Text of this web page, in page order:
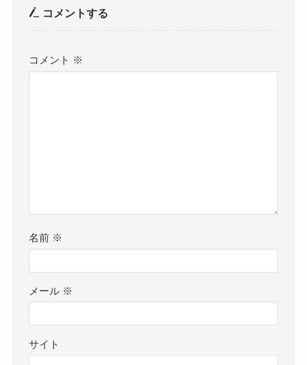
コメントする
コメント ※
名前 ※
メール ※
サイト